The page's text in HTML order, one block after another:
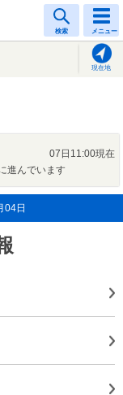
検索 メニュー
現在地
07日11:00現在
進んでいます
04日